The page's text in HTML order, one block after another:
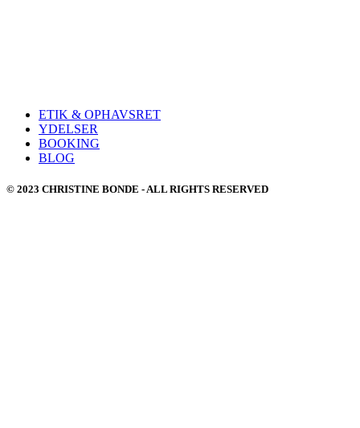
ETIK & OPHAVSRET
YDELSER
BOOKING
BLOG
© 2023 CHRISTINE BONDE - ALL RIGHTS RESERVED